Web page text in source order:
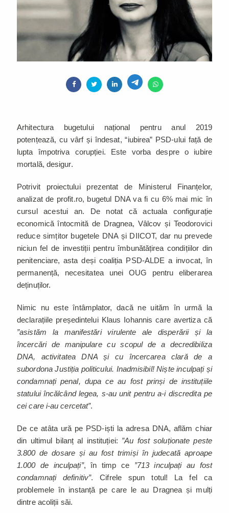
Arhitectura bugetului național pentru anul 2019
potențează, cu vârf și îndesat, “iubirea” PSD-ului față de
lupta împotriva corupției. Este vorba despre o iubire
mortală, desigur.
Potrivit proiectului prezentat de Ministerul Finanțelor,
analizat de profit.ro, bugetul DNA va fi cu 6% mai mic în
cursul acestui an. De notat că actuala configurație
economică întocmită de Dragnea, Vâlcov și Teodorovici
reduce simțitor bugetele DNA și DIICOT, dar nu prevede
niciun fel de investiții pentru îmbunătățirea condițiilor din
penitenciare, asta deși coaliția PSD-ALDE a invocat, în
permanență, necesitatea unei OUG pentru eliberarea
deținuților.
Nimic nu este întâmplator, dacă ne uităm în urmă la
declarațiile președintelui Klaus Iohannis care avertiza că
”asistăm la manifestări virulente ale disperării și la
încercări de manipulare cu scopul de a decredibiliza
DNA, activitatea DNA și cu încercarea clară de a
subordona Justiția politicului. Inadmisibil! Niște inculpați și
condamnați penal, dupa ce au fost prinși de instituțiile
statului încălcând legea, s-au unit pentru a-i discredita pe
cei care i-au cercetat”.
De ce atâta ură pe PSD-iști la adresa DNA, aflăm chiar
din ultimul bilanț al instituției: ”Au fost soluționate peste
3.800 de dosare și au fost trimiși în judecată aproape
1.000 de inculpați”, în timp ce ”713 inculpați au fost
condamnați definitiv”. Cifrele spun totul! La fel ca
problemele în instanță pe care le au Dragnea și mulți
dintre acoliții săi.